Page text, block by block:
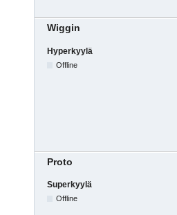
Wiggin
Hyperkyylä
Offline
Proto
Superkyylä
Offline